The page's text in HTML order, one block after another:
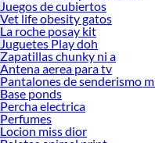
Juegos de cubiertos
Vet life obesity gatos
La roche posay kit
Juguetes Play doh
Zapatillas chunky ni a
Antena aerea para tv
Pantalones de senderismo
Base ponds
Percha electrica
Perfumes
Locion miss dior